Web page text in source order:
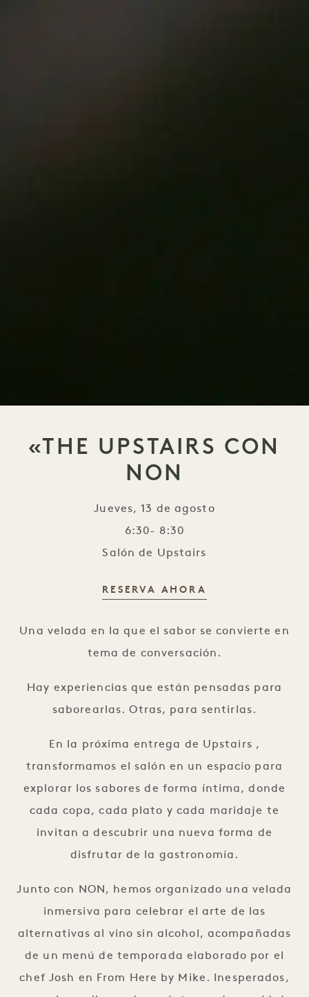
«THE UPSTAIRS CON
NON
Jueves, 13 de agosto
6:30- 8:30
Salón de Upstairs
«The Upstairs con NON
RESERVA AHORA
Una velada en la que el sabor se convierte en
tema de conversación.
Hay experiencias que están pensadas para
saborearlas. Otras, para sentirlas.
En la próxima entrega de Upstairs ,
transformamos el salón en un espacio para
explorar los sabores de forma íntima, donde
cada copa, cada plato y cada maridaje te
invitan a descubrir una nueva forma de
disfrutar de la gastronomía.
Junto con NON, hemos organizado una velada
inmersiva para celebrar el arte de las
alternativas al vino sin alcohol, acompañadas
de un menú de temporada elaborado por el
chef Josh en From Here by Mike. Inesperados,